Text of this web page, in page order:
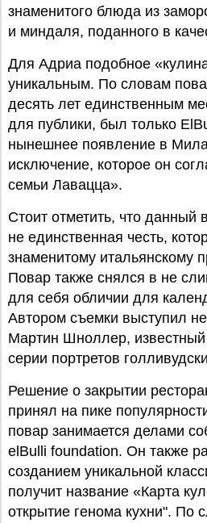
знаменитого блюда из
и миндаля, поданного в
Для Адриа подобное
уникальным. По словам
десять лет единственным
для публики, был только
нынешнее появление в
исключение, которое он
семьи Лавацца».
Стоит отметить, что данный
не единственная честь,
знаменитому итальянскому
Повар также снялся в не
для себя обличии для
Автором съемки выступил
Мартин Шноллер, известный
серии портретов
Решение о закрытии
принял на пике
повар занимается делами
elBulli foundation. Он также
созданием уникальной
получит название «Карта
открытие генома кухни". По